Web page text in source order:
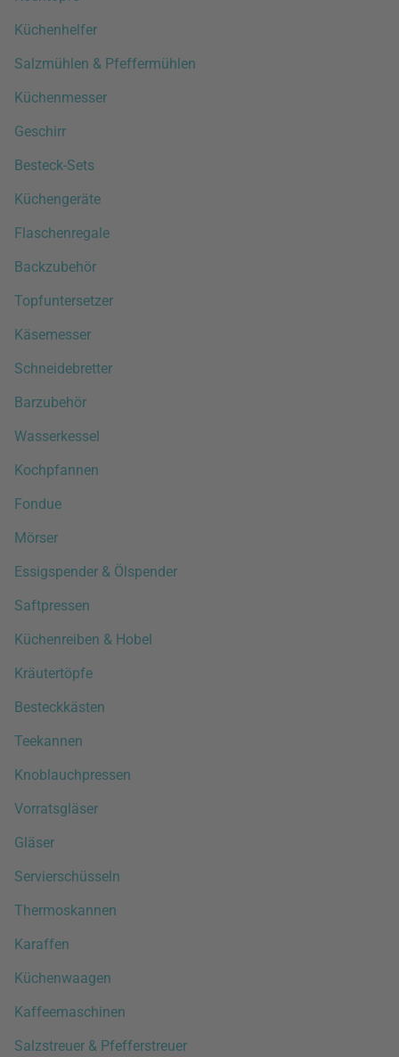
Küchenhelfer
Salzmühlen & Pfeffermühlen
Küchenmesser
Geschirr
Besteck-Sets
Küchengeräte
Flaschenregale
Backzubehör
Topfuntersetzer
Käsemesser
Schneidebretter
Barzubehör
Wasserkessel
Kochpfannen
Fondue
Mörser
Essigspender & Ölspender
Saftpressen
Küchenreiben & Hobel
Kräutertöpfe
Besteckkästen
Teekannen
Knoblauchpressen
Vorratsgläser
Gläser
Servierschüsseln
Thermoskannen
Karaffen
Küchenwaagen
Kaffeemaschinen
Salzstreuer & Pfefferstreuer